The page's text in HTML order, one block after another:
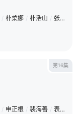
/ 朴柔娜 / 朴浩山 / 张慧珍
第16集
/ 申正根 / 裴海善 / 表志勋